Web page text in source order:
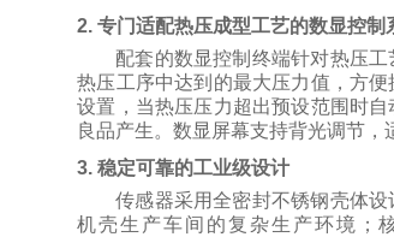
2. 专门适配热压成型工艺的数显控制
配套的数显控制终端针对热压
热压工序中达到的最大压力值，方
设置，当热压压力超出预设范围时
良品产生。数显屏幕支持背光调节，
3. 稳定可靠的工业级设计
传感器采用全密封不锈钢壳体
机壳生产车间的复杂生产环境；